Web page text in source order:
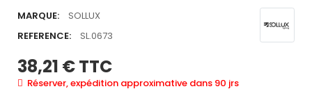
MARQUE:
SOLLUX
REFERENCE:
SL.0673
38,21 €TTC
Réserver, expédition approximative dans 90 jrs